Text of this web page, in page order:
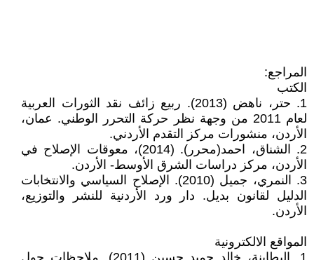
المراجع:
الكتب
1. حتر، ناهض (2013). ربيع زائف نقد الثورات العربية
لعام 2011 من وجهة نظر حركة التحرر الوطني. عمان،
الأردن، منشورات مركز التقدم الأردني.
2. الشناق، احمد(محرر). (2014)، معوقات الإصلاح في
الأردن، مركز دراسات الشرق الأوسط- الأردن.
3. النمري، جميل (2010). الإصلاح السياسي والانتخابات
الدليل لقانون بديل. دار ورد الأردنية للنشر والتوزيع،
الأردن.
المواقع الالكترونية